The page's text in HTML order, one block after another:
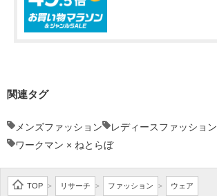
関連タグ
メンズファッション レディースファッション
ワークマン × ねとらぼ
TOP > リサーチ > ファッション > ウェア